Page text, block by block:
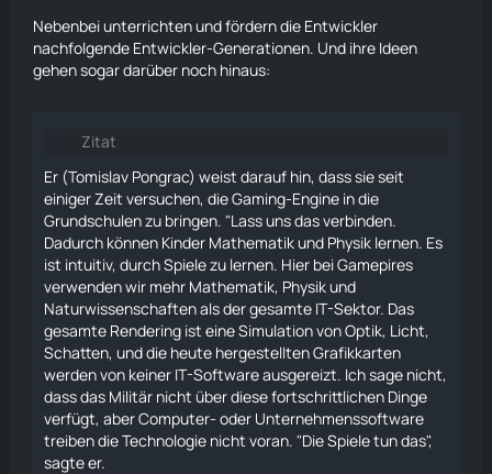
Nebenbei unterrichten und fördern die Entwickler
nachfolgende Entwickler-Generationen. Und ihre Ideen
gehen sogar darüber noch hinaus:
Zitat
Er (Tomislav Pongrac) weist darauf hin, dass sie seit
einiger Zeit versuchen, die Gaming-Engine in die
Grundschulen zu bringen. "Lass uns das verbinden.
Dadurch können Kinder Mathematik und Physik lernen. Es
ist intuitiv, durch Spiele zu lernen. Hier bei Gamepires
verwenden wir mehr Mathematik, Physik und
Naturwissenschaften als der gesamte IT-Sektor. Das
gesamte Rendering ist eine Simulation von Optik, Licht,
Schatten, und die heute hergestellten Grafikkarten
werden von keiner IT-Software ausgereizt. Ich sage nicht,
dass das Militär nicht über diese fortschrittlichen Dinge
verfügt, aber Computer- oder Unternehmenssoftware
treiben die Technologie nicht voran. "Die Spiele tun das",
sagte er.